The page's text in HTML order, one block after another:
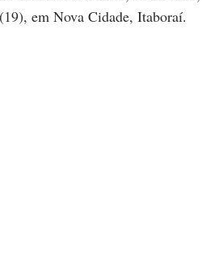
em Nova Cidade, Itaboraí.